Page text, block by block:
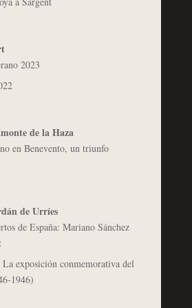
2023
de la Haza
en Benevento, un triunfo
de Urríes
de España: Mariano Sánchez
La exposición conmemorativa del
1946)